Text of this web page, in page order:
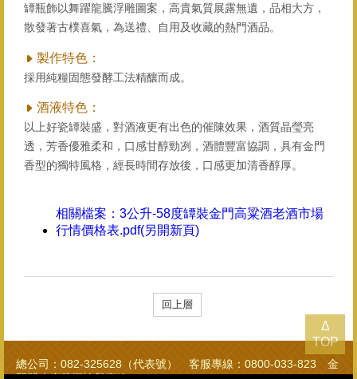
Δ
TOP
罈瓶飾以舞躍龍騰浮雕圖案，高貴氣質展露無遺，品相大方，
散發著古樸喜氣，為送禮、自用及收藏的熱門酒品。
製作特色：
採用純糧固態發酵工法精釀而成。
酒液特色：
以上好瓷罈裝盛，對酒液更有出色的催陳效果，酒質晶瑩亮
透，芳香優雅柔和，口感甘醇勁冽，酒體豐富協調，具有金門
香型的獨特風格，經長時間存放後，口感更加清香醇厚。
相關檔案： 3公升-58度罈裝金門高粱酒老酒市場
行情價格表.pdf(另開新頁)
回上層
總公司：082-325628（代表號） 客服專線：0800-033-823 金